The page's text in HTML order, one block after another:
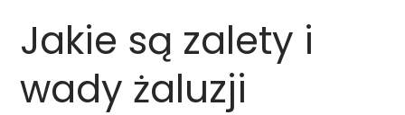
Jakie są zalety i
wady żaluzji